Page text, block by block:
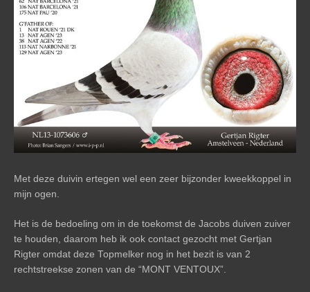
Met deze duivin ertegen wel een zeer bijzonder kweekkoppel in
mijn ogen.
Het is de bedoeling om in de toekomst de Jacobs duiven zuiver
te houden, daarom heb ik ook contact gezocht met Gertjan
Rigter omdat deze Topmelker nog in het bezit is van 2
rechtstreekse zonen van de “MONT VENTOUX”.